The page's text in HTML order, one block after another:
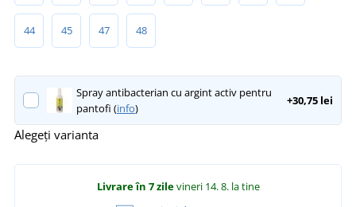
44 45 47 48
Spray antibacterian cu argint activ pentru
pantofi (info)
+30,75 lei
Alegeți varianta
Livrare în 7 zilevineri 14. 8. la tine